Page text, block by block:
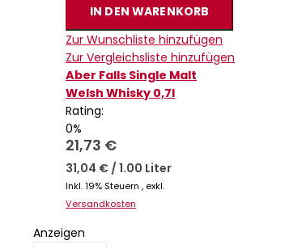
IN DEN WARENKORB
Zur Wunschliste hinzufügen
Zur Vergleichsliste hinzufügen
Aber Falls Single Malt
Welsh Whisky 0,7l
Rating:
0%
21,73 €
31,04 € / 1.00 Liter
Inkl. 19% Steuern , exkl.
Versandkosten
Anzeigen